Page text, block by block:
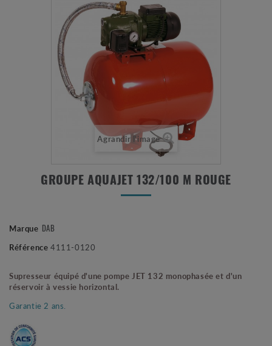
Agrandir l'image
GROUPE AQUAJET 132/100 M ROUGE
Marque DAB
Référence 4111-0120
Supresseur équipé d'une pompe JET 132 monophasée et d'un
réservoir à vessie horizontal.
Garantie 2 ans.